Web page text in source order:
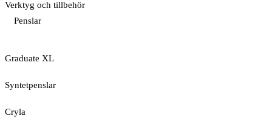
Verktyg och tillbehör
Penslar
Graduate XL
Syntetpenslar
Cryla